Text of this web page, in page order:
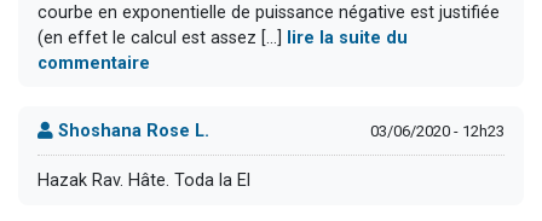
courbe en exponentielle de puissance négative est justifiée
(en effet le calcul est assez [...]
lire la suite du
commentaire
Shoshana Rose L. 03/06/2020 - 12h23
Hazak Rav. Hâte. Toda la El